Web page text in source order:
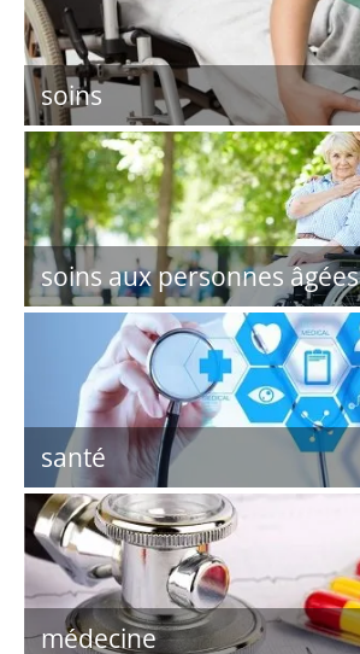
soins
soins aux personnes âgées
santé
médecine